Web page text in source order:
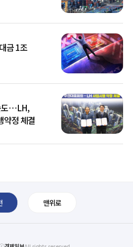
금 1조
도…LH,
약정 체결
맨위로